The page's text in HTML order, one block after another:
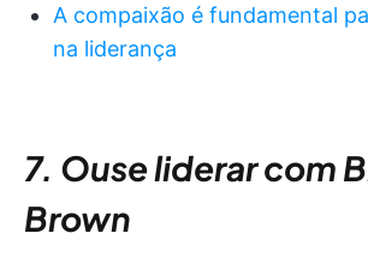
A compaixão é fundamental
na liderança
7. Ouse liderar com
Brown